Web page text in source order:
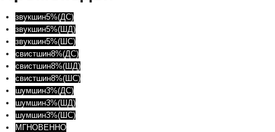
звукшин5%(ДС)
звукшин5%(ШД)
звукшин5%(ШС)
свистшин8%(ДС)
свистшин8%(ШД)
свистшин8%(ШС)
шумшин3%(ДС)
шумшин3%(ШД)
шумшин3%(ШС)
МГНОВЕННО